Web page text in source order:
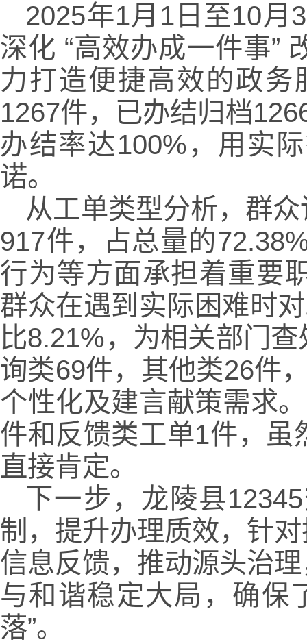
2025年1月1日至10月
深化 “高效办成一件事”
力打造便捷高效的政
1267件，已办结归档
办结率达100%，用实
诺。
从工单类型分析，群
917件，占总量的
行为等方面承担着重要
群众在遇到实际困难时
比8.21%，为相关部门
询类69件，其他类26件
个性化及建言献策需求
件和反馈类工单1件，
直接肯定。
下一步，龙陵县
制，提升办理质效，针
信息反馈，推动源头治
与和谐稳定大局，确保
落”。